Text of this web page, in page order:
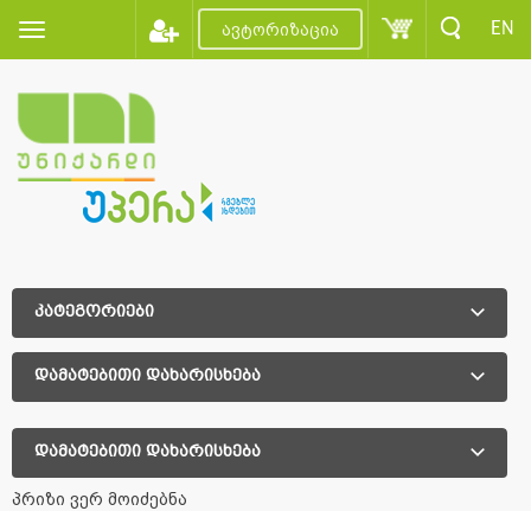
ავტორიზაცია EN
კატეგორიები
დამატებითი დახარისხება
დამატებითი დახარისხება
პრიზი ვერ მოიძებნა